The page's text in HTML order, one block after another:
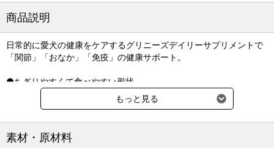
商品説明
日常的に愛犬の健康をケアするグリニーズデイリーサプリメントで
「関節」「おなか」「免疫」の健康サポート。
●ちぎりやすくて食べやすい形状
超小型犬でもおいしく食べられるよう粒を小さくし、噛ませるため
に独自の形状を工夫。
●喜んで続けられるおいしさ
おやつ感覚で食べられるチキン味のセミモイストタイプ。
もっと見る
素材・原材料